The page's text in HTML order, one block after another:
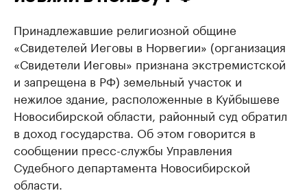
Принадлежавшие религиозной общине
«Свидетелей Иеговы в Норвегии» (организация
«Свидетели Иеговы» признана экстремистской
и запрещена в РФ) земельный участок и
нежилое здание, расположенные в Куйбышеве
Новосибирской области, районный суд обратил
в доход государства. Об этом говорится в
сообщении пресс-службы Управления
Судебного департамента Новосибирской
области.